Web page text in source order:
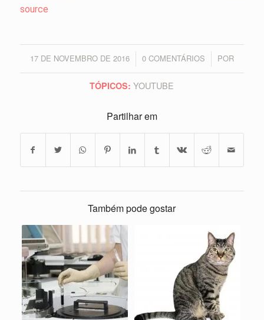
source
17 DE NOVEMBRO DE 2016
/ 0 COMENTÁRIOS
/ POR
TÓPICOS: YOUTUBE
Partilhar em
Também pode gostar